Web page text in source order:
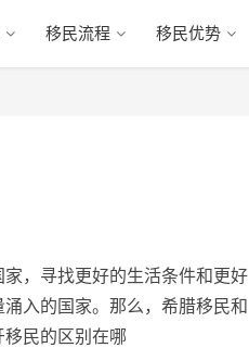
移民流程 移民优势
，寻找更好的生活条件和更好
入的国家。那么，希腊移民和
民的区别在哪